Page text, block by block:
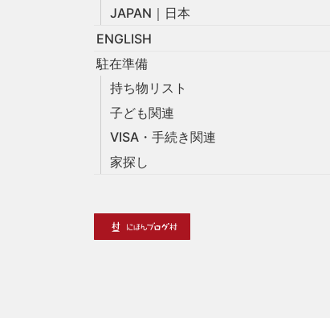
JAPAN｜日本
ENGLISH
駐在準備
持ち物リスト
子ども関連
VISA・手続き関連
家探し